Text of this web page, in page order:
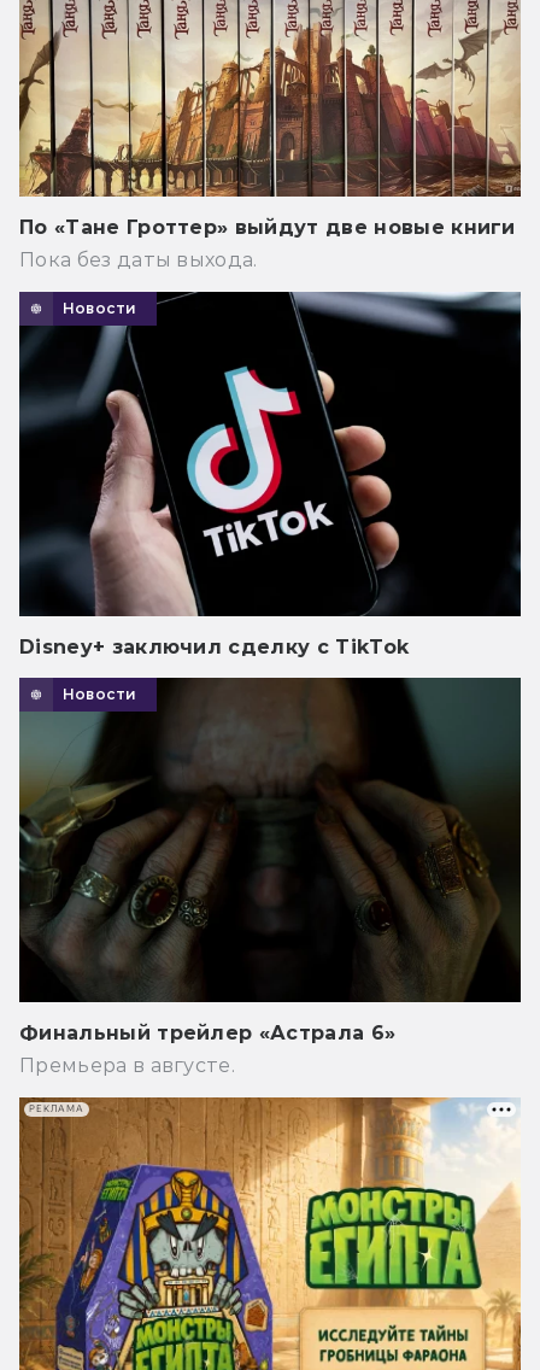
По «Тане Гроттер» выйдут две новые книги
Пока без даты выхода.
Новости
Disney+ заключил сделку с TikTok
Новости
Финальный трейлер «Астрала 6»
Премьера в августе.
РЕКЛАМА